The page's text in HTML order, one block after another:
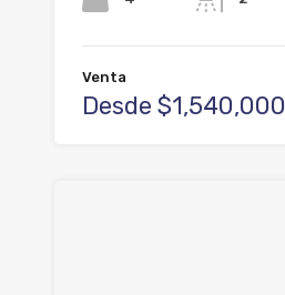
Venta
Desde $1,540,000